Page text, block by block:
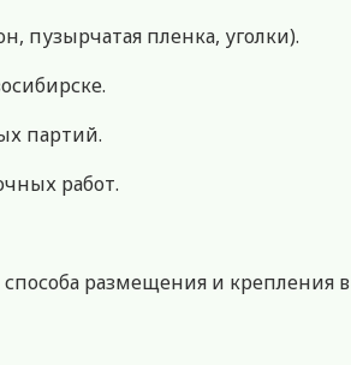
пузырчатая пленка, уголки).
партий.
работ.
размещения и крепления в